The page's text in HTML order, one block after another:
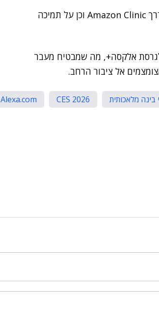
אמזון רומזת על שילובים נוספים בתחומי הבריאות שעתידים להגיע דרך Amazon Clinic וכן על תמיכה
תואמים לגרסת אלקסה+, מה שמבטיח מעבר
אל ציבור הרחב.
בינה מלאכותית CES 2026
Alexa.com